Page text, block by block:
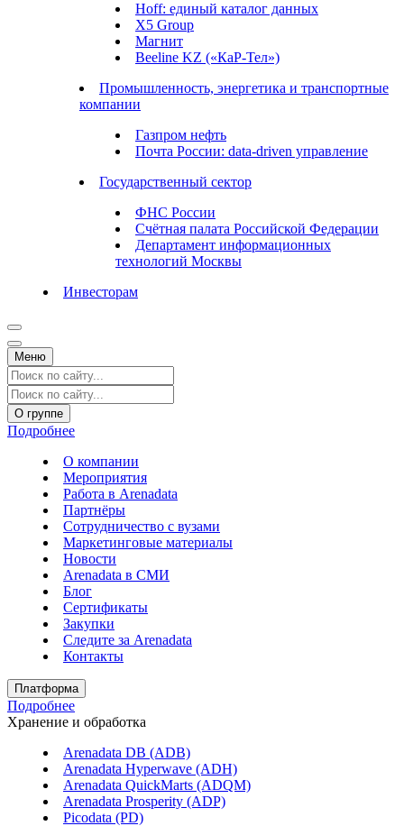
Hoff: единый каталог данных
X5 Group
Магнит
Beeline KZ («КаР-Тел»)
Промышленность, энергетика и транспортные
компании
Газпром нефть
Почта России: data-driven управление
Государственный сектор
ФНС России
Счётная палата Российской Федерации
Департамент информационных
технологий Москвы
Инвесторам
Меню
О группе
Подробнее
О компании
Мероприятия
Работа в Arenadata
Партнёры
Сотрудничество с вузами
Маркетинговые материалы
Новости
Arenadata в СМИ
Блог
Сертификаты
Закупки
Следите за Аrenadata
Контакты
Платформа
Подробнее
Хранение и обработка
Arenadata DB (ADB)
Arenadata Hyperwave (ADH)
Arenadata QuickMarts (ADQM)
Arenadata Prosperity (ADP)
Picodata (PD)